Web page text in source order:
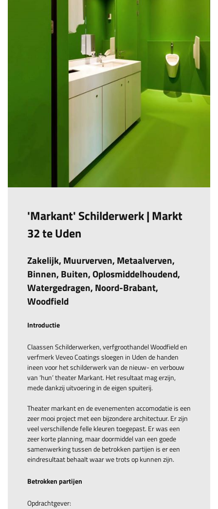
'Markant' Schilderwerk | Markt
32 te Uden
Zakelijk, Muurverven, Metaalverven,
Binnen, Buiten, Oplosmiddelhoudend,
Watergedragen, Noord-Brabant,
Woodfield
Introductie
Claassen Schilderwerken, verfgroothandel Woodfield en
verfmerk Veveo Coatings sloegen in Uden de handen
ineen voor het schilderwerk van de nieuw- en verbouw
van ‘hun’ theater Markant. Het resultaat mag erzijn,
mede dankzij uitvoering in de eigen spuiterij.
Theater markant en de evenementen accomodatie is een
zeer mooi project met een bijzondere architectuur. Er zijn
veel verschillende felle kleuren toegepast. Er was een
zeer korte planning, maar doormiddel van een goede
samenwerking tussen de betrokken partijen is er een
eindresultaat behaalt waar we trots op kunnen zijn.
Betrokken partijen
Opdrachtgever: